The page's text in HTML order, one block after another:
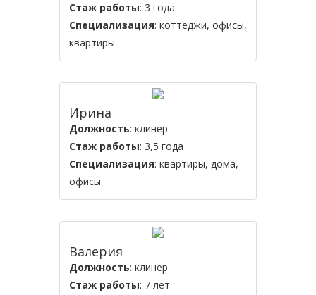
Стаж работы: 3 года
Специализация: коттеджи, офисы,
квартиры
Ирина
Должность: клинер
Стаж работы: 3,5 года
Специализация: квартиры, дома,
офисы
Валерия
Должность: клинер
Стаж работы: 7 лет